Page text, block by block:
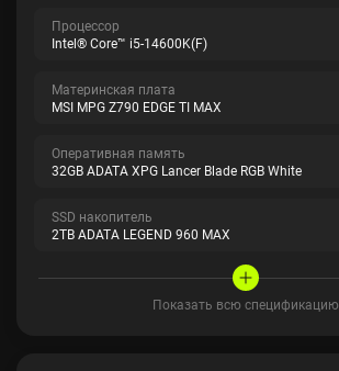
Процессор
Intel® Core™ i5-14600K(F)
Материнская плата
MSI MPG Z790 EDGE TI MAX
Оперативная память
32GB ADATA XPG Lancer Blade RGB White
SSD накопитель
2TB ADATA LEGEND 960 MAX
Показать всю спецификацию